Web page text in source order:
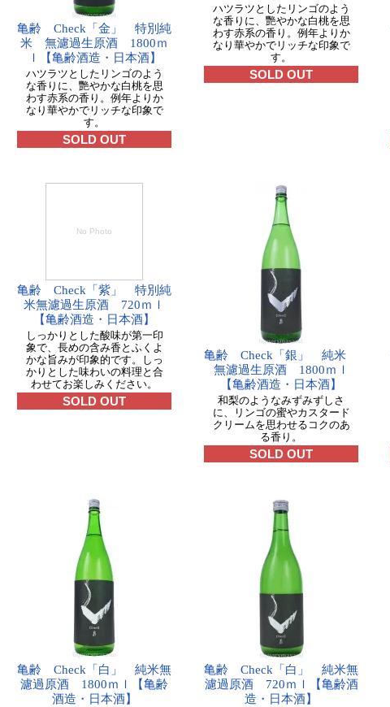
亀齢 Check「金」 特別純
米 無濾過生原酒 1800ｍ
ｌ【亀齢酒造・日本酒】
ハツラツとしたリンゴのよう
な香りに、艷やかな白桃を思
わす赤系の香り。例年よりか
なり華やかでリッチな印象で
す。
SOLD OUT
ハツラツとしたリンゴのよう
な香りに、艷やかな白桃を思
わす赤系の香り。例年よりか
なり華やかでリッチな印象で
す。
SOLD OUT
No Photo
亀齢 Check「紫」 特別純
米無濾過生原酒 720ｍｌ
【亀齢酒造・日本酒】
しっかりとした酸味が第一印
象で、長めの含み香とふくよ
かな旨みが印象的です。しっ
かりとした味わいの料理と合
わせてお楽しみください。
SOLD OUT
亀齢 Check「銀」 純米
無濾過生原酒 1800ｍｌ
【亀齢酒造・日本酒】
和梨のようなみずみずしさ
に、リンゴの蜜やカスタード
クリームを思わせるコクのあ
る香り。
SOLD OUT
亀齢 Check「白」 純米無
濾過原酒 1800ｍｌ【亀齢
酒造・日本酒】
亀齢 Check「白」 純米無
濾過原酒 720ｍｌ【亀齢酒
造・日本酒】